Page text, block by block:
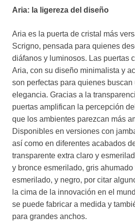
Aria: la ligereza del diseño
Aria es la puerta de cristal más
Scrigno, pensada para quienes
diáfanos y luminosos. Las puertas
Aria, con su diseño minimalista y
son perfectas para quienes
elegancia. Gracias a la
puertas amplifican la percepción
que los ambientes parezcan más
Disponibles en versiones con
así como en diferentes acabados
transparente extra claro y
y bronce esmerilado, gris
esmerilado, y negro, por citar
la cima de la innovación en el
se puede fabricar a medida y
para grandes anchos.